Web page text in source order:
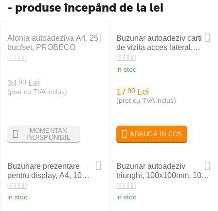
- produse începând de la lei
Alonja autoadeziva A4, 25
buc/set, PROBECO
34 90 Lei
(pret cu TVA inclus)
MOMENTAN
INDISPONIBIL
Buzunar autoadeziv carti
de vizita acces lateral,
60x95mm, 10 buc/set,
PROBECO
in stoc
17 90 Lei
(pret cu TVA inclus)
ADAUGA IN COS
Buzunare prezentare
pentru display, A4, 10
buc/set, negru, PROBECO
QuickLoad
in stoc
Buzunar autoadeziv
triunghi, 100x100mm, 10
buc/set, PROBECO
in stoc